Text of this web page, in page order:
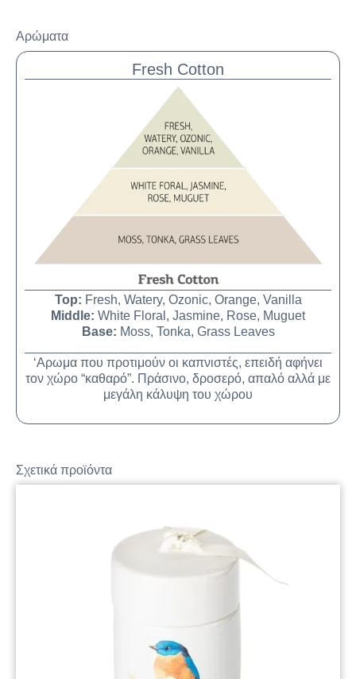
Αρώματα
Fresh Cotton
Top: Fresh, Watery, Ozonic, Orange, Vanilla
Middle: White Floral, Jasmine, Rose, Muguet
Base: Moss, Tonka, Grass Leaves
‘Αρωμα που προτιμούν οι καπνιστές, επειδή αφήνει
τον χώρο “καθαρό”. Πράσινο, δροσερό, απαλό αλλά με
μεγάλη κάλυψη του χώρου
Σχετικά προϊόντα